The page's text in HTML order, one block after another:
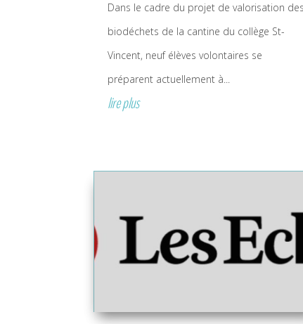
Dans le cadre du projet de valorisation des
biodéchets de la cantine du collège St-
Vincent, neuf élèves volontaires se
préparent actuellement à...
lire plus